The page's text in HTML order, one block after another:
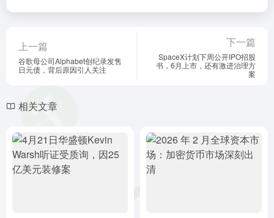
上一篇
谷歌母公司Alphabet创纪录发售
日元债，背后原因引人关注
下一篇
SpaceX计划下周公开IPO招股
书，6月上市，还有激进治理方
案
相关文章